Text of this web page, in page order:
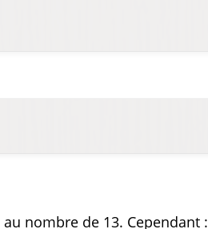
nombre de 13. Cependant :